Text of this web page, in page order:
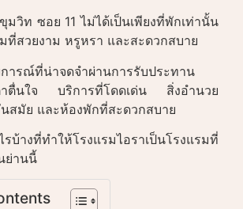
มวิท ซอย 11 ไม่ได้เป็นเพียงที่พักเท่านั้น
ที่สวยงาม หรูหรา และสะดวกสบาย
การณ์ที่น่าจดจำผ่านการรับประทาน
าตื่นใจ บริการที่โดดเด่น สิ่งอำนวย
สมัย และห้องพักที่สะดวกสบาย
บ้างที่ทำให้โรงแรมไอราเป็นโรงแรมที่
ย่านนี้